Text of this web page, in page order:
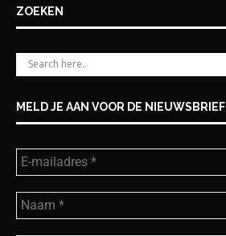
ZOEKEN
MELD JE AAN VOOR DE NIEUWSBRIEF